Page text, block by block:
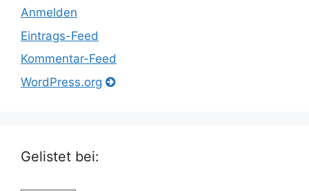
Anmelden
Eintrags-Feed
Kommentar-Feed
WordPress.org
Gelistet bei: